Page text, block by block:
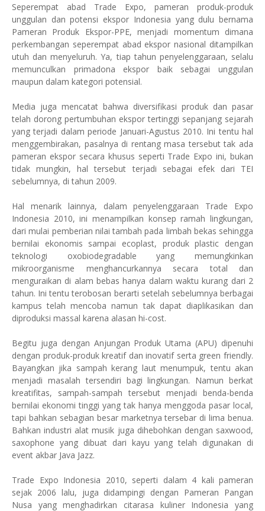
Seperempat abad Trade Expo, pameran produk-produk
unggulan dan potensi ekspor Indonesia yang dulu bernama
Pameran Produk Ekspor-PPE, menjadi momentum dimana
perkembangan seperempat abad ekspor nasional ditampilkan
utuh dan menyeluruh. Ya, tiap tahun penyelenggaraan, selalu
memunculkan primadona ekspor baik sebagai unggulan
maupun dalam kategori potensial.
Media juga mencatat bahwa diversifikasi produk dan pasar
telah dorong pertumbuhan ekspor tertinggi sepanjang sejarah
yang terjadi dalam periode Januari-Agustus 2010. Ini tentu hal
menggembirakan, pasalnya di rentang masa tersebut tak ada
pameran ekspor secara khusus seperti Trade Expo ini, bukan
tidak mungkin, hal tersebut terjadi sebagai efek dari TEI
sebelumnya, di tahun 2009.
Hal menarik lainnya, dalam penyelenggaraan Trade Expo
Indonesia 2010, ini menampilkan konsep ramah lingkungan,
dari mulai pemberian nilai tambah pada limbah bekas sehingga
bernilai ekonomis sampai ecoplast, produk plastic dengan
teknologi oxobiodegradable yang memungkinkan
mikroorganisme menghancurkannya secara total dan
menguraikan di alam bebas hanya dalam waktu kurang dari 2
tahun. Ini tentu terobosan berarti setelah sebelumnya berbagai
kampus telah mencoba namun tak dapat diaplikasikan dan
diproduksi massal karena alasan hi-cost.
Begitu juga dengan Anjungan Produk Utama (APU) dipenuhi
dengan produk-produk kreatif dan inovatif serta green friendly.
Bayangkan jika sampah kerang laut menumpuk, tentu akan
menjadi masalah tersendiri bagi lingkungan. Namun berkat
kreatifitas, sampah-sampah tersebut menjadi benda-benda
bernilai ekonomi tinggi yang tak hanya menggoda pasar local,
tapi bahkan sebagian besar marketnya tersebar di lima benua.
Bahkan industri alat musik juga dihebohkan dengan saxwood,
saxophone yang dibuat dari kayu yang telah digunakan di
event akbar Java Jazz.
Trade Expo Indonesia 2010, seperti dalam 4 kali pameran
sejak 2006 lalu, juga didampingi dengan Pameran Pangan
Nusa yang menghadirkan citarasa kuliner Indonesia yang